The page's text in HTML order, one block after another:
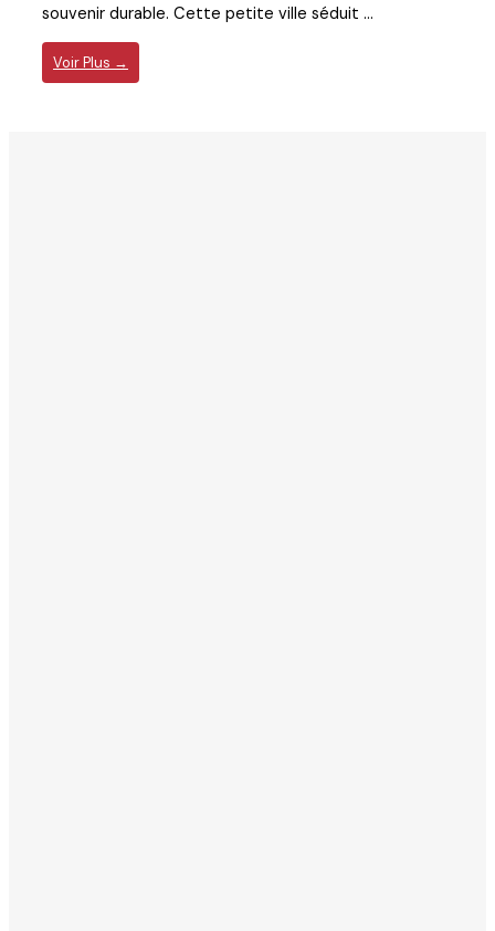
souvenir durable. Cette petite ville séduit ...
Voir Plus →